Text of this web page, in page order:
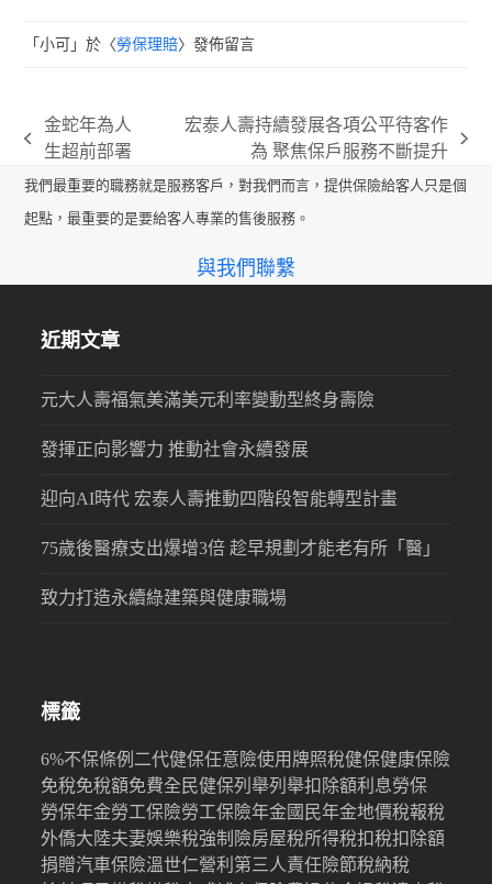
「小可 」於〈勞保理賠〉發佈留言
previous
post:
金蛇年為人
生超前部署
post:
宏泰人壽持續發展各項公平待客作
為 聚焦保戶服務不斷提升
我們最重要的職務就是服務客戶，對我們而言，提供保險給客人只是個
起點，最重要的是要給客人專業的售後服務。
與我們聯繫
近期文章
元大人壽福氣美滿美元利率變動型終身壽險
發揮正向影響力 推動社會永續發展
迎向AI時代 宏泰人壽推動四階段智能轉型計畫
75歲後醫療支出爆增3倍 趁早規劃才能老有所「醫」
致力打造永續綠建築與健康職場
標籤
6%不保條例 二代健保任意險使用牌照稅健保健康保險
免稅免稅額免費全民健保列舉列舉扣除額利息勞保
勞保年金勞工保險勞工保險年金國民年金地價稅報稅
外僑大陸夫妻娛樂稅強制險房屋稅所得稅扣稅扣除額
捐贈汽車保險溫世仁營利 第三人責任險節稅納稅